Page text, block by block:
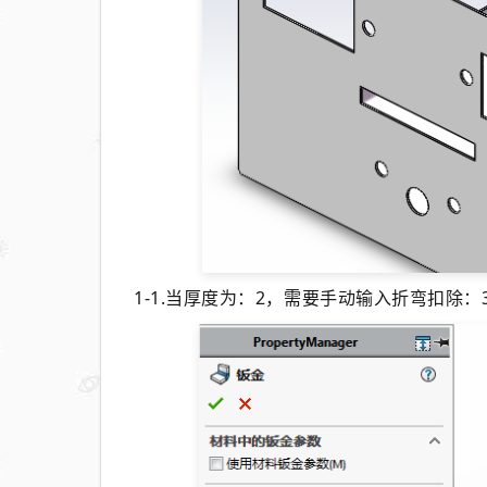
1-1.当厚度为： 2，需要手动输入折弯扣除：